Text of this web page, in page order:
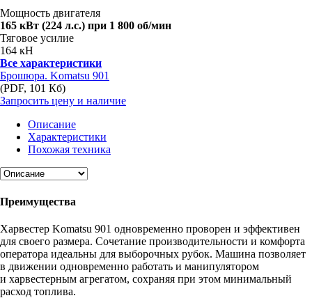
Мощность двигателя
165 кВт (224 л.с.) при 1 800 об/мин
Тяговое усилие
164 кН
Все характеристики
Брошюра. Komatsu 901
(PDF, 101 Кб)
Запросить цену и наличие
Описание
Характеристики
Похожая техника
Преимущества
Харвестер Komatsu 901 одновременно проворен и эффективен
для своего размера. Сочетание производительности и комфорта
оператора идеальны для выборочных рубок. Машина позволяет
в движении одновременно работать и манипулятором
и харвестерным агрегатом, сохраняя при этом минимальный
расход топлива.